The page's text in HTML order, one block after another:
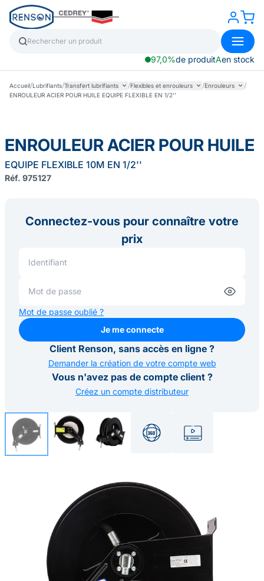
97,0%de produitAen stock
Accueil/Lubrifiants/Transfert lubrifiants /Flexibles et enrouleurs /Enrouleurs /
ENROULEUR ACIER POUR HUILE EQUIPE FLEXIBLE EN 1/2''
ENROULEUR ACIER POUR HUILE
EQUIPE FLEXIBLE 10M EN 1/2''
Réf. 975127
Connectez-vous pour connaître votre
prix
Mot de passe oublié ?
Je me connecte
Je me connecte
Client Renson, sans accès en ligne ?
Demander la création de votre compte web
Vous n'avez pas de compte client ?
Créez un compte distributeur